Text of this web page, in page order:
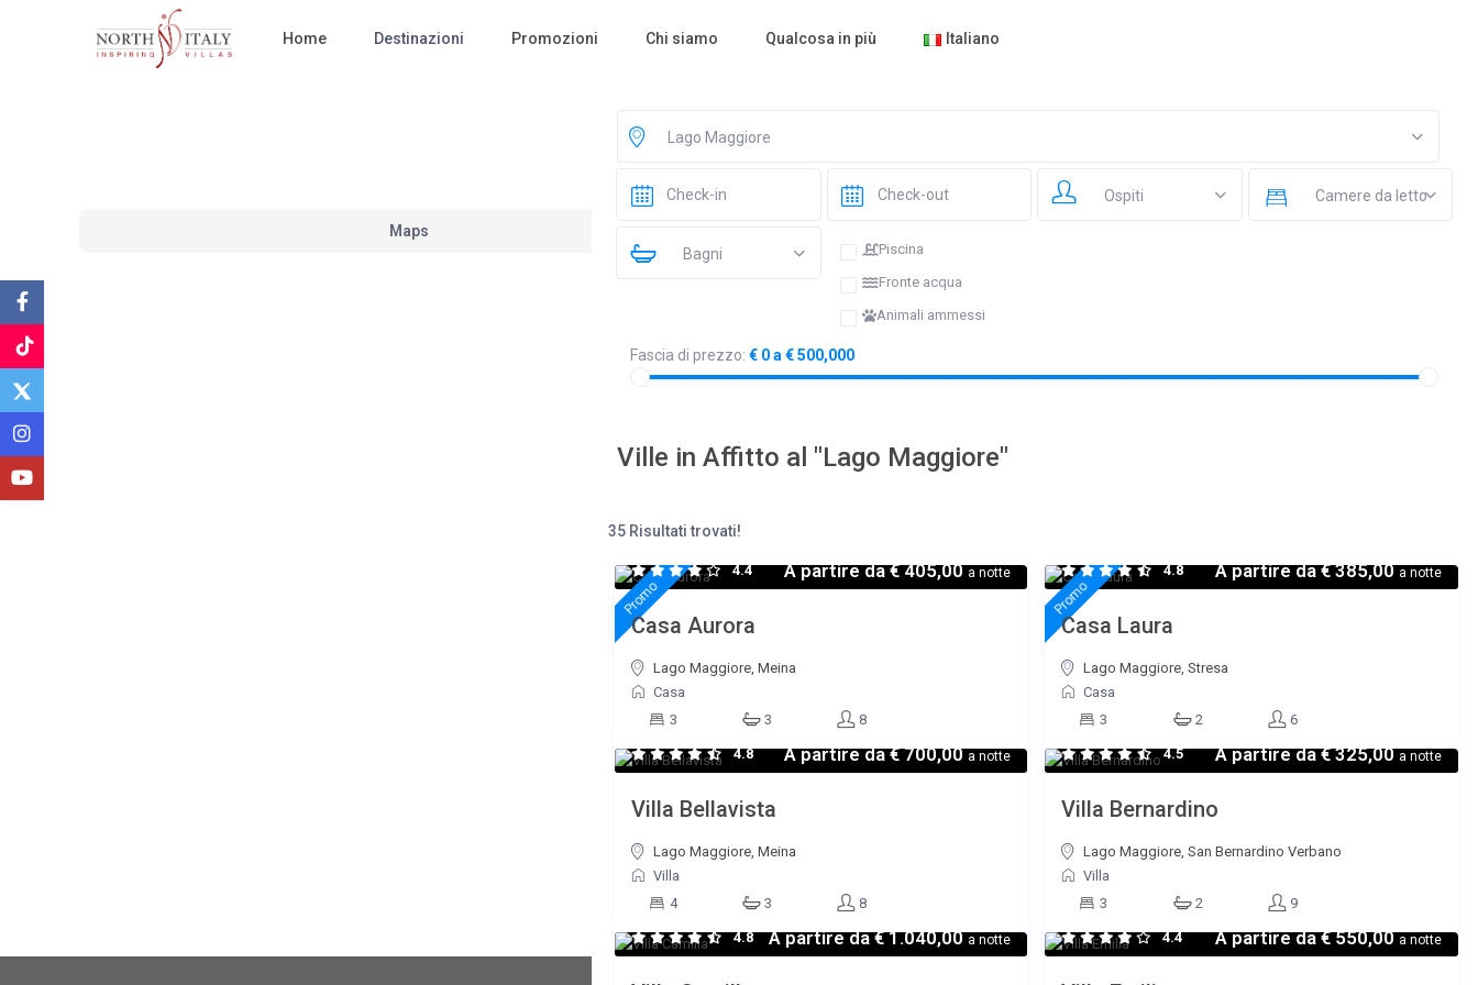
Home Destinazioni Promozioni Chi siamo Qualcosa in più Italiano
Maps
Lago Maggiore
Ospiti Camere da letto
Bagni
Piscina
Fronte acqua
Animali ammessi
Fascia di prezzo: € 0 a € 500,000
Ville in Affitto al "Lago Maggiore"
35 Risultati trovati!
Promo
A partire da€ 405,00a notte
4.4
Casa Aurora
Lago Maggiore, Meina
Casa
3
3 8
Promo
A partire da€ 385,00a notte
4.8
Casa Laura
Lago Maggiore, Stresa
Casa
3
2 6
A partire da€ 700,00a notte
4.8
Villa Bellavista
Lago Maggiore, Meina
Villa
4
3 8
A partire da€ 325,00a notte
4.5
Villa Bernardino
Lago Maggiore, San Bernardino Verbano
Villa
3
2 9
A partire da€ 1.040,00a notte
4.8 A partire da€ 550,00a notte
4.4